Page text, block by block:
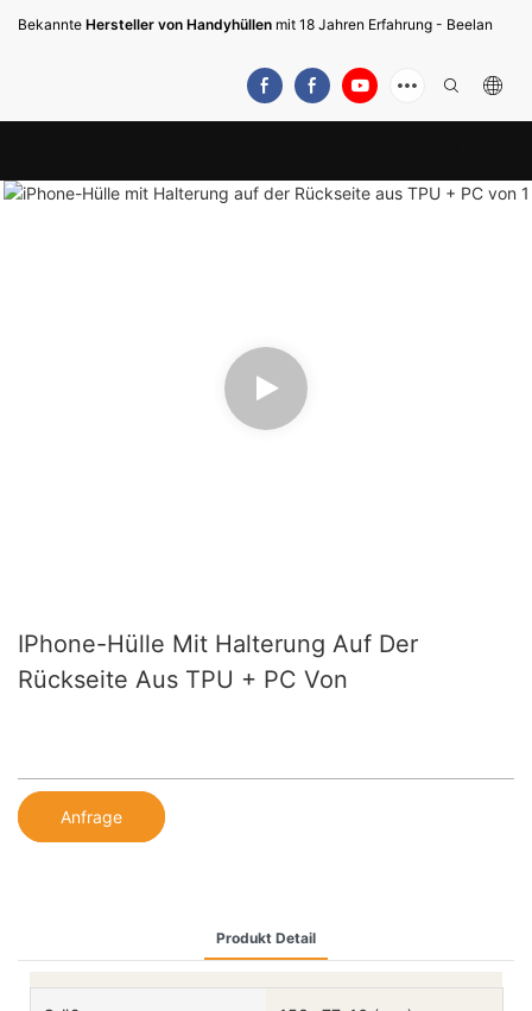
Bekannte Hersteller von Handyhüllen mit 18 Jahren Erfahrung - Beelan
IPhone-Hülle Mit Halterung Auf Der
Rückseite Aus TPU + PC Von
Anfrage
Produkt Detail